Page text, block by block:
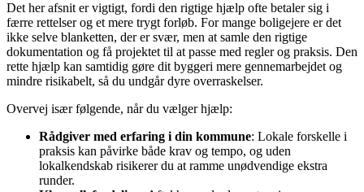
Det her afsnit er vigtigt, fordi den rigtige hjælp ofte betaler sig i
færre rettelser og et mere trygt forløb. For mange boligejere er det
ikke selve blanketten, der er svær, men at samle den rigtige
dokumentation og få projektet til at passe med regler og praksis. Den
rette hjælp kan samtidig gøre dit byggeri mere gennemarbejdet og
mindre risikabelt, så du undgår dyre overraskelser.
Overvej især følgende, når du vælger hjælp:
Rådgiver med erfaring i din kommune: Lokale forskelle i
praksis kan påvirke både krav og tempo, og uden
lokalkendskab risikerer du at ramme unødvendige ekstra
runder.